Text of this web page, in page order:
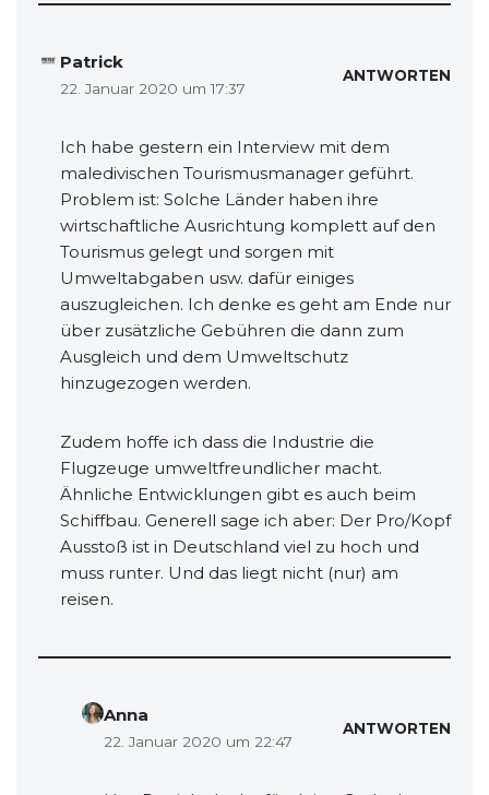
Patrick
22. Januar 2020 um 17:37
ANTWORTEN
Ich habe gestern ein Interview mit dem
maledivischen Tourismusmanager geführt.
Problem ist: Solche Länder haben ihre
wirtschaftliche Ausrichtung komplett auf den
Tourismus gelegt und sorgen mit
Umweltabgaben usw. dafür einiges
auszugleichen. Ich denke es geht am Ende nur
über zusätzliche Gebühren die dann zum
Ausgleich und dem Umweltschutz
hinzugezogen werden.
Zudem hoffe ich dass die Industrie die
Flugzeuge umweltfreundlicher macht.
Ähnliche Entwicklungen gibt es auch beim
Schiffbau. Generell sage ich aber: Der Pro/Kopf
Ausstoß ist in Deutschland viel zu hoch und
muss runter. Und das liegt nicht (nur) am
reisen.
Anna
22. Januar 2020 um 22:47
ANTWORTEN